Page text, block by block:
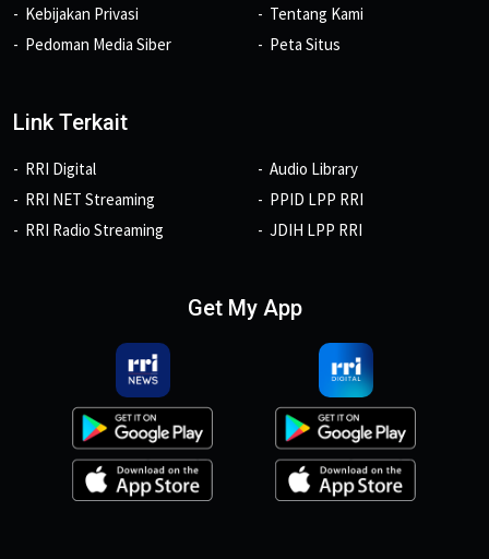
Kebijakan Privasi
Pedoman Media Siber
Tentang Kami
Peta Situs
Link Terkait
RRI Digital
RRI NET Streaming
RRI Radio Streaming
Audio Library
PPID LPP RRI
JDIH LPP RRI
Get My App